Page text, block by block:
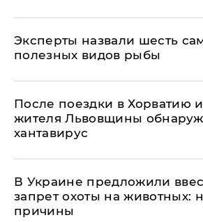
Эксперты назвали шесть
полезных видов рыбы
После поездки в Хорватию
жителя Львовщины
хантавирус
В Украине предложили
запрет охоты на животных:
причины